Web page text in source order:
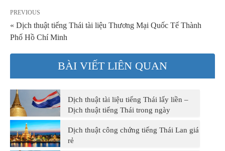
PREVIOUS
« Dịch thuật tiếng Thái tài liệu Thương Mại Quốc Tế Thành
Phố Hồ Chí Minh
BÀI VIẾT LIÊN QUAN
Dịch thuật tài liệu tiếng Thái lấy liền –
Dịch thuật tiếng Thái trong ngày
Dịch thuật công chứng tiếng Thái Lan giá
rẻ